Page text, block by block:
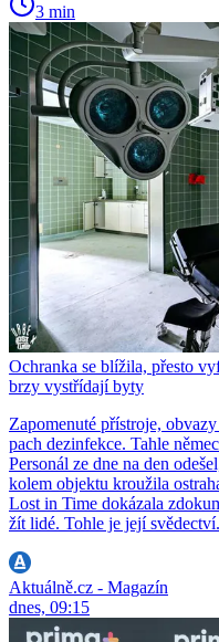
3 min
Ochranka se blížila, přesto
brzy vystřídají byty
Zapomenuté přístroje,
pach dezinfekce. Tahle
Personál ze dne na den
kolem objektu kroužila
Lost in Time dokázala
žít lidé. Tohle je její svědectví.
Aktuálně.cz - Magazín
dnes, 09:15